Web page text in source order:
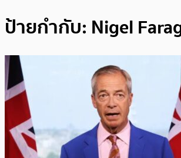
ป้ายกำกับ: Nigel